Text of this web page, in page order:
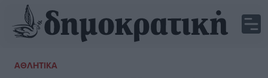
ΑΘΛΗΤΙΚΆ